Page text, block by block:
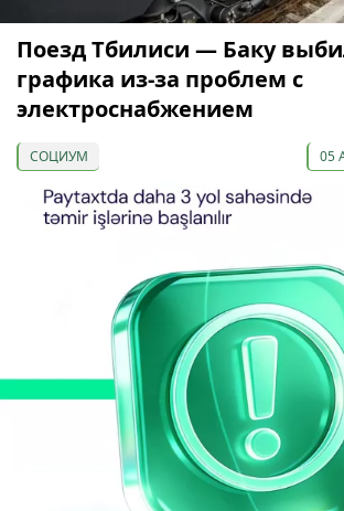
Поезд Тбилиси — Баку
графика из-за проблем с
электроснабжением
СОЦИУМ 05